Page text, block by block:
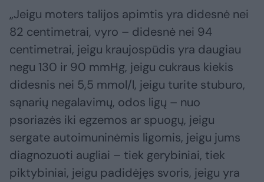
„Jeigu moters talijos apimtis yra didesnė nei
82 centimetrai, vyro – didesnė nei 94
centimetrai, jeigu kraujospūdis yra daugiau
negu 130 ir 90 mmHg, jeigu cukraus kiekis
didesnis nei 5,5 mmol/l, jeigu turite stuburo,
sąnarių negalavimų, odos ligų – nuo
psoriazės iki egzemos ar spuogų, jeigu
sergate autoimuninėmis ligomis, jeigu jums
diagnozuoti augliai – tiek gerybiniai, tiek
piktybiniai, jeigu padidėjęs svoris, jeigu yra